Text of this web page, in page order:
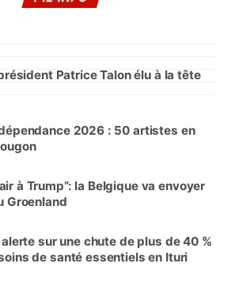
Patrice Talon élu à la tête
2026 : 50 artistes en
à Trump”: la Belgique va envoyer
Groenland
alerte sur une chute de plus de 40 %
de santé essentiels en Ituri